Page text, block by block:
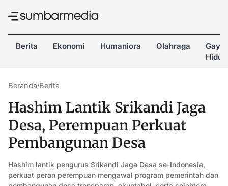
Berita Ekonomi Humaniora Olahraga
Gaya
Hidup
Beranda/Berita
Hashim Lantik Srikandi Jaga
Desa, Perempuan Perkuat
Pembangunan Desa
Hashim lantik pengurus Srikandi Jaga Desa se-Indonesia,
perkuat peran perempuan mengawal program pemerintah dan